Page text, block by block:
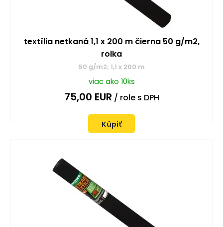
textília netkaná 1,1 x 200 m čierna 50 g/m2,
rolka
50 g/m2; 1,1 x 200 m
viac ako 10ks
75,00 EUR / role s DPH
Kúpiť